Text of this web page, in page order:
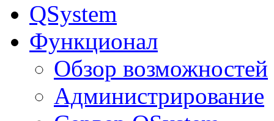
QSystem
Функционал
Обзор возможностей
Администрирование